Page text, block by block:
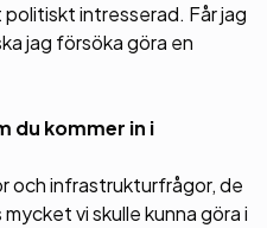
politiskt intresserad. Får jag
jag försöka göra en
du kommer in i
och infrastrukturfrågor, de
vi skulle kunna göra i